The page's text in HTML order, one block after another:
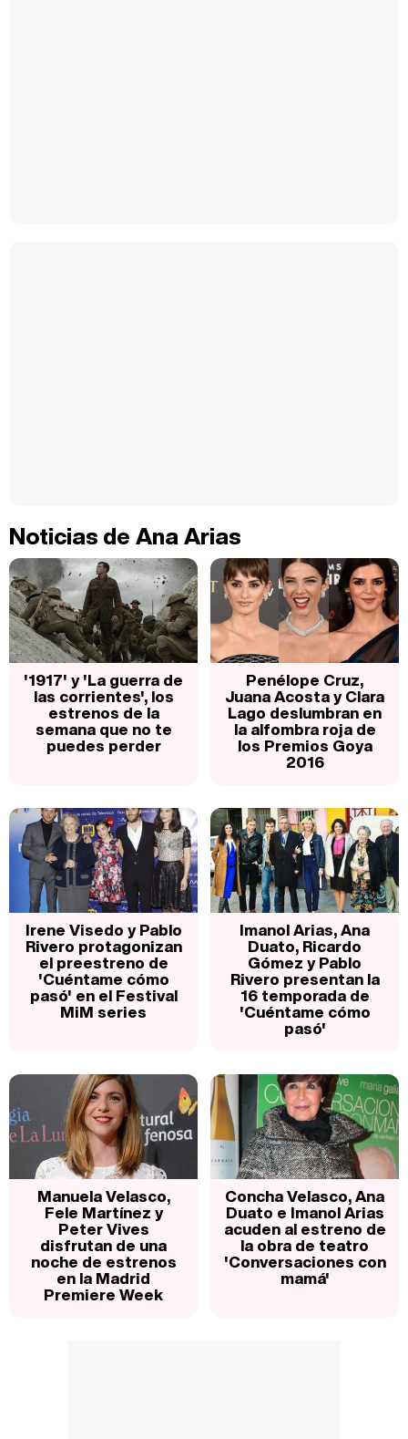
Noticias de Ana Arias
'1917' y 'La guerra de
las corrientes', los
estrenos de la
semana que no te
puedes perder
Penélope Cruz,
Juana Acosta y Clara
Lago deslumbran en
la alfombra roja de
los Premios Goya
2016
Irene Visedo y Pablo
Rivero protagonizan
el preestreno de
'Cuéntame cómo
pasó' en el Festival
MiM series
Imanol Arias, Ana
Duato, Ricardo
Gómez y Pablo
Rivero presentan la
16 temporada de
'Cuéntame cómo
pasó'
Manuela Velasco,
Fele Martínez y
Peter Vives
disfrutan de una
noche de estrenos
en la Madrid
Premiere Week
Concha Velasco, Ana
Duato e Imanol Arias
acuden al estreno de
la obra de teatro
'Conversaciones con
mamá'